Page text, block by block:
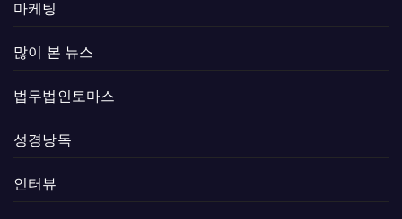
마케팅
많이 본 뉴스
법무법인토마스
성경낭독
인터뷰